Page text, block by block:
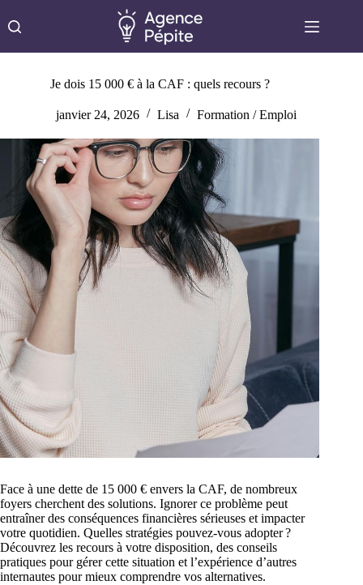
au
contenu
Je dois 15 000 € à la CAF : quels recours ?
janvier 24, 2026 Lisa Formation / Emploi
Face à une dette de 15 000 € envers la CAF, de nombreux
foyers cherchent des solutions. Ignorer ce problème peut
entraîner des conséquences financières sérieuses et impacter
votre quotidien. Quelles stratégies pouvez-vous adopter ?
Découvrez les recours à votre disposition, des conseils
pratiques pour gérer cette situation et l’expérience d’autres
internautes pour mieux comprendre vos alternatives.